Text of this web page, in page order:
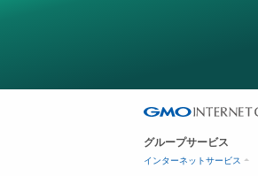
グループサービス
インターネットサービス